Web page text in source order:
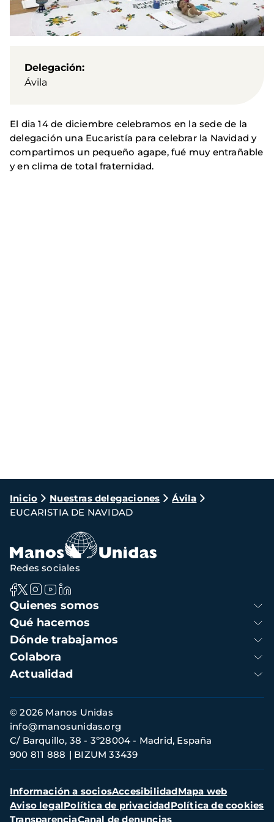
Delegación
Ávila
El dia 14 de diciembre celebramos en la sede de la
delegación una Eucaristía para celebrar la Navidad y
compartimos un pequeño agape, fué muy entrañable
y en clima de total fraternidad.
Ruta
de
navegación
Inicio Nuestras delegaciones
Ávila
EUCARISTIA DE NAVIDAD
Navegación
principal
Quienes somos
Qué hacemos
Dónde trabajamos
Colabora
Actualidad
Redes sociales
Información
de
contacto
© 2026 Manos Unidas
C/ Barquillo, 38 - 3º28004 - Madrid, España
900 811 888
BIZUM 33439
info@manosunidas.org
Menú
secundario
Información a sociosAccesibilidadMapa web
Aviso legalPolítica de privacidadPolítica de cookies
TransparenciaCanal de denuncias